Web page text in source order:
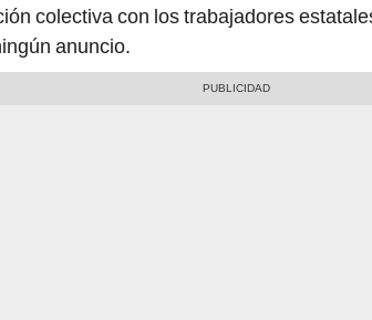
colectiva con los trabajadores
anuncio.